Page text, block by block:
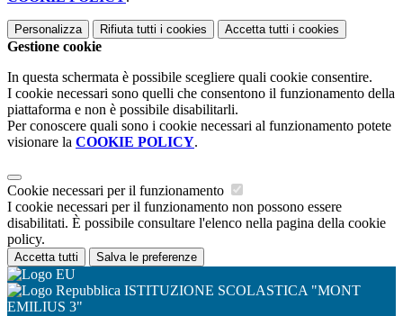
Personalizza Rifiuta tutti i cookies Accetta tutti i cookies
Gestione cookie
In questa schermata è possibile scegliere quali cookie consentire.
I cookie necessari sono quelli che consentono il funzionamento della
piattaforma e non è possibile disabilitarli.
Per conoscere quali sono i cookie necessari al funzionamento potete
visionare la COOKIE POLICY.
Cookie necessari per il funzionamento
I cookie necessari per il funzionamento non possono essere
disabilitati. È possibile consultare l'elenco nella pagina della cookie
policy.
Accetta tutti Salva le preferenze
ISTITUZIONE SCOLASTICA "MONT
EMILIUS 3"